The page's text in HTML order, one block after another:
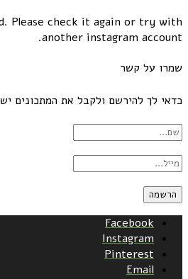
Please check it again or try with
another instagram account.
שמרו על קשר
כדאי לך להירשם ולקבל את המתכונים
Facebook
Instagram
Pinterest
Email